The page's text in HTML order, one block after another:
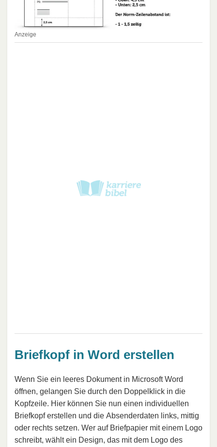
Anzeige
Briefkopf in Word erstellen
Wenn Sie ein leeres Dokument in Microsoft Word
öffnen, gelangen Sie durch den Doppelklick in die
Kopfzeile. Hier können Sie nun einen individuellen
Briefkopf erstellen und die Absenderdaten links, mittig
oder rechts setzen. Wer auf Briefpapier mit einem Logo
schreibt, wählt ein Design, das mit dem Logo des